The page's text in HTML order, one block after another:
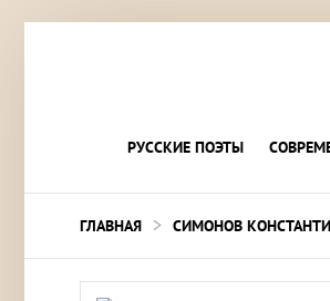
РУССКИЕ ПОЭТЫ
ГЛАВНАЯ > СИМОНОВ